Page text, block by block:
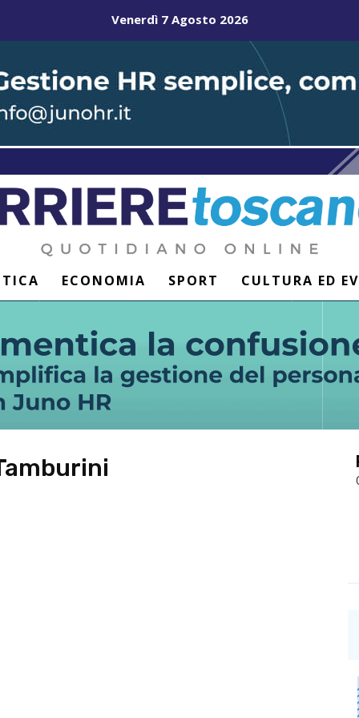
Venerdì 7 Agosto 2026
ECONOMIA SPORT CULTURA ED